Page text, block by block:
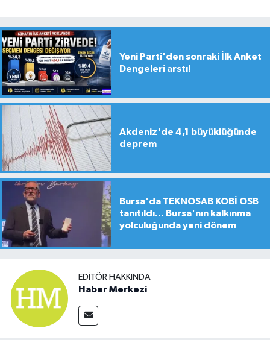
Yeni Parti'den sonraki İlk Anket
Dengeleri arstı!
Akdeniz'de 4,1 büyüklüğünde
deprem
Bursa'da TEKNOSAB KOBİ OSB
tanıtıldı... Bursa'nın kalkınma
yolculuğunda yeni dönem
EDITÖR HAKKINDA
Haber Merkezi